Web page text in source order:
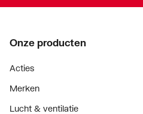
Onze producten
Acties
Merken
Lucht & ventilatie